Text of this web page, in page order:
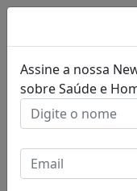
Assine a nossa
sobre Saúde e